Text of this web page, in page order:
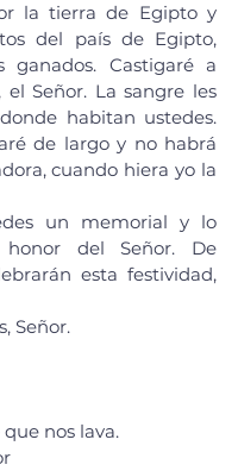
del país de Egipto,
ganados. Castigaré a
Señor. La sangre les
habitan ustedes.
de largo y no habrá
cuando hiera yo la
del Señor. De
esta festividad,
Señor.
nos lava.